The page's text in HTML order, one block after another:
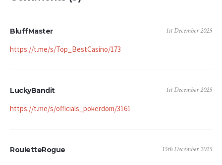
BluffMaster 1st December 2025
https://t.me/s/Top_BestCasino/173
LuckyBandit 1st December 2025
https://t.me/s/officials_pokerdom/3161
RouletteRogue 15th December 2025